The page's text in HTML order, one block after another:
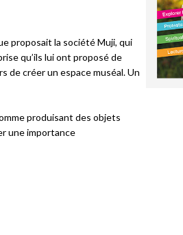
proposait la société Muji, qui
qu’ils lui ont proposé de
de créer un espace muséal. Un
produisant des objets
une importance